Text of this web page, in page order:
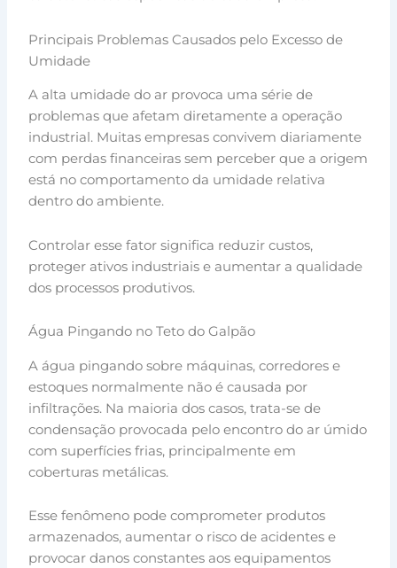
Principais Problemas Causados pelo Excesso de
Umidade
A alta umidade do ar provoca uma série de
problemas que afetam diretamente a operação
industrial. Muitas empresas convivem diariamente
com perdas financeiras sem perceber que a origem
está no comportamento da umidade relativa
dentro do ambiente.
Controlar esse fator significa reduzir custos,
proteger ativos industriais e aumentar a qualidade
dos processos produtivos.
Água Pingando no Teto do Galpão
A água pingando sobre máquinas, corredores e
estoques normalmente não é causada por
infiltrações. Na maioria dos casos, trata-se de
condensação provocada pelo encontro do ar úmido
com superfícies frias, principalmente em
coberturas metálicas.
Esse fenômeno pode comprometer produtos
armazenados, aumentar o risco de acidentes e
provocar danos constantes aos equipamentos